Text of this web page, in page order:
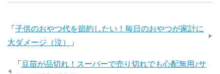
「 子供のおやつ代を節約したい！毎日のおやつが家計に
大ダメージ（泣）
」
「 豆苗が品切れ！スーパーで売り切れでも心配無用♪サ